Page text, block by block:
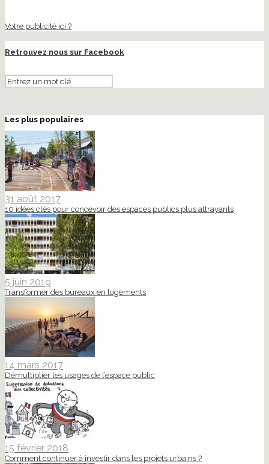
Votre publicité ici ?
Retrouvez nous sur Facebook
Les plus populaires
31 août 2017
10 idées clés pour concevoir des espaces publics plus attrayants
5 juin 2019
Transformer des bureaux en logements
14 mars 2017
Démultiplier les usages de l’espace public
15 février 2018
Comment continuer à investir dans les projets urbains ?